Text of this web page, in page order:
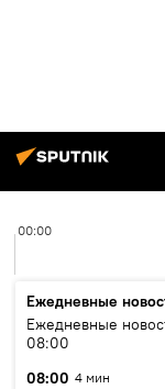
00:00
Ежедневные
Ежедневные
08:00
08:00 4 мин